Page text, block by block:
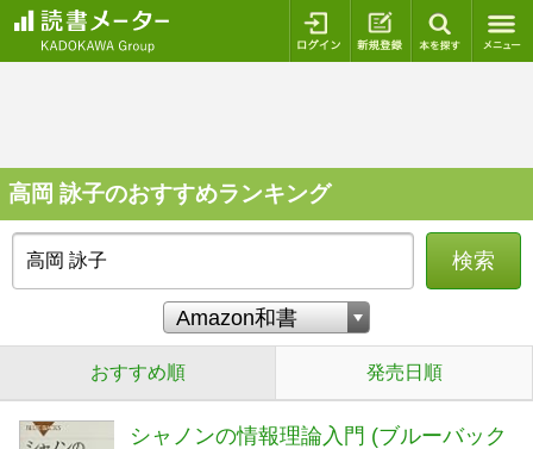
ログイン 新規登録
高岡 詠子のおすすめランキング
検索
おすすめ順 発売日順
シャノンの情報理論入門 (ブルーバック